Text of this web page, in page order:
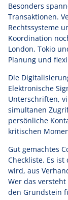
Besonders
Transaktionen.
Rechtssysteme
Koordination
London, Tokio
Planung und
Die
Elektronische
Unterschriften,
simultanen
persönliche
kritischen
Gut gemachtes
Checkliste. Es
wird, aus
Wer das
den Grundstein